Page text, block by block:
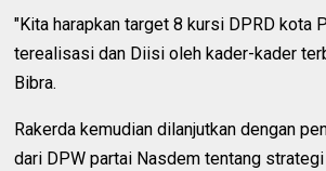
"Kita harapkan target 8 kursi DPRD kota
terealisasi dan Diisi oleh kader-kader
Bibra.
Rakerda kemudian dilanjutkan dengan
dari DPW partai Nasdem tentang strategi